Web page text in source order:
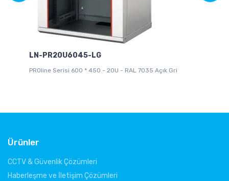
LN-PR20U6045-LG
PROline Serisi 600 * 450 - 20U - RAL 7035 Açık Gri
Ürünler
CCTV & Güvenlik Çözümleri
Haberleşme ve İletişim Çözümleri